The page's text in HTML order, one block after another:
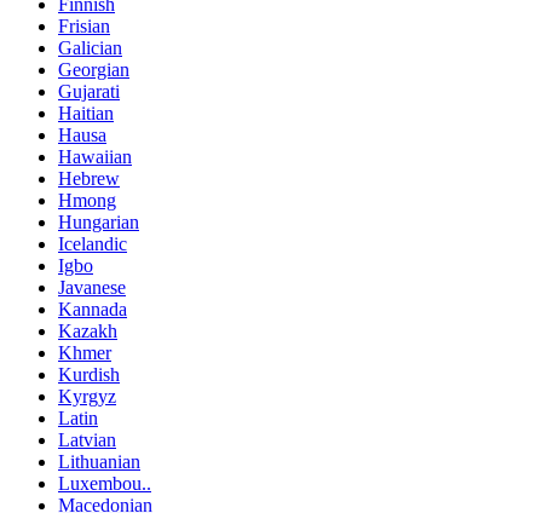
Frisian
Galician
Georgian
Gujarati
Haitian
Hausa
Hawaiian
Hebrew
Hmong
Hungarian
Icelandic
Igbo
Javanese
Kannada
Kazakh
Khmer
Kurdish
Kyrgyz
Latin
Latvian
Lithuanian
Luxembou..
Macedonian